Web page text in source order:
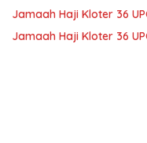
Jamaah Haji Kloter 36
Jamaah Haji Kloter 36